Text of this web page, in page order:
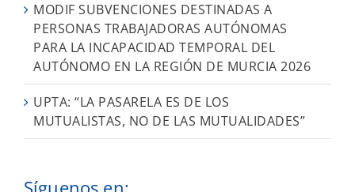
MODIF SUBVENCIONES DESTINADAS A
PERSONAS TRABAJADORAS AUTÓNOMAS
PARA LA INCAPACIDAD TEMPORAL DEL
AUTÓNOMO EN LA REGIÓN DE MURCIA 2026
UPTA: “LA PASARELA ES DE LOS
MUTUALISTAS, NO DE LAS MUTUALIDADES”